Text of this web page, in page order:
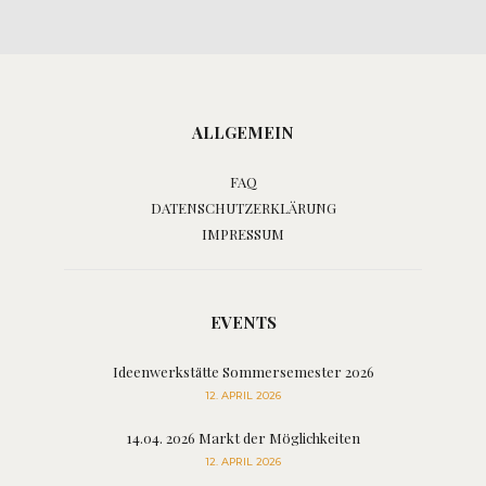
ALLGEMEIN
FAQ
DATENSCHUTZERKLÄRUNG
IMPRESSUM
EVENTS
Ideenwerkstätte Sommersemester 2026
12. APRIL 2026
14.04. 2026 Markt der Möglichkeiten
12. APRIL 2026